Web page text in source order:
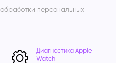
обработки персональных
Диагностика Apple
Watch